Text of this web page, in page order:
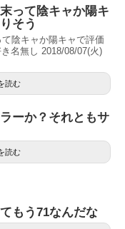
って陰キャか陽キ
そう
陰キャか陽キャで評価
名無し 2018/08/07(火)
読む
ーか？それともサ
読む
もう71なんだな